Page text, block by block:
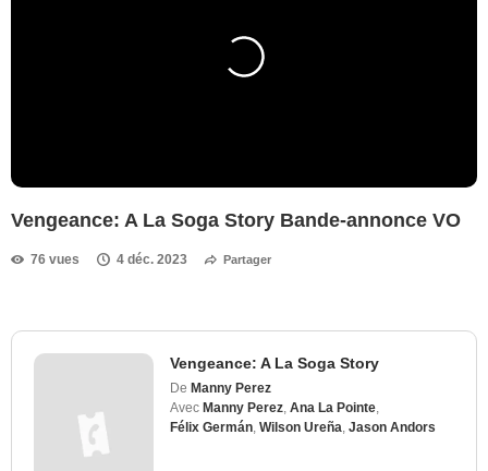
Vengeance: A La Soga Story Bande-annonce VO
76 vues 4 déc. 2023 Partager
Vengeance: A La Soga Story
De Manny Perez
Avec Manny Perez Ana La Pointe
Félix Germán Wilson Ureña Jason Andors